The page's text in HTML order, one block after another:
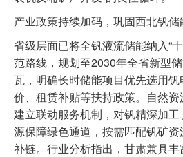
产业政策持续加码，巩固西北钒
省级层面已将全钒液流储能纳入“
范路线，规划至2030年全省新型
瓦，明确长时储能项目优先选用
价、租赁补贴等扶持政策。自然
建立联动服务机制，对钒精深加
源保障绿色通道，按需匹配钒矿
补链。行业分析指出，甘肃兼具